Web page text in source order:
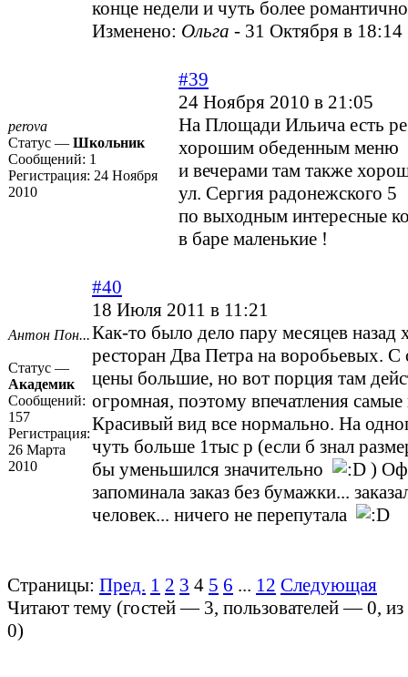
конце недели и чуть более
Изменено: Ольга - 31 Октября в 18:14
perova
Статус — Школьник
Сообщений: 1
Регистрация: 24 Ноября
2010
#39
24 Ноября 2010 в 21:05
На Площади Ильича есть
хорошим обеденным меню
и вечерами там также
ул. Сергия радонежского 5
по выходным интересные
в баре маленькие !
Антон Пон...
Статус —
Академик
Сообщений:
157
Регистрация:
26 Марта
2010
#40
18 Июля 2011 в 11:21
Как-то было дело пару месяцев назад
ресторан Два Петра на воробьевых.
цены большие, но вот порция там
огромная, поэтому впечатления
Красивый вид все нормально. На
чуть больше 1тыс р (если б знал
бы уменьшился значительно
)
запоминала заказ без бумажки...
человек... ничего не перепутала
Страницы: Пред. 1 2 3 4 5 6 ... 12 Следующая
Читают тему (гостей — 3, пользователей —0,
0)